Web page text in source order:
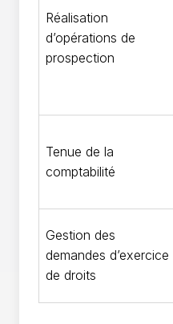
Réalisation
d’opérations de
prospection
Tenue de la
comptabilité
Gestion des
demandes d’exercice
de droits